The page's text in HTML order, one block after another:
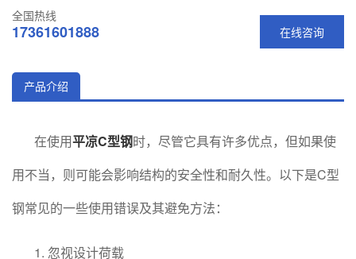
在线咨询
全国热线
17361601888
产品介绍
在使用平凉C型钢时，尽管它具有许多优点，但如果使
用不当，则可能会影响结构的安全性和耐久性。以下是C型
钢常见的一些使用错误及其避免方法：
1. 忽视设计荷载